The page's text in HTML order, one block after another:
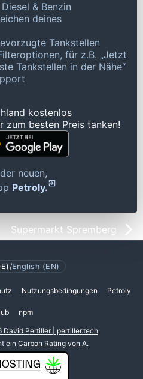
& Benzin
deines
Tankstellen
für z.B. „Jetzt
Tankstellen in der Nähe“
kostenlos
zum besten Preis tanken!
neuen,
Petroly.
Supermarkt Spremberg
/English (EN)
Nutzungsbedingungen Petroly
npm
Pertiller | pertiller.tech
ein Carbon Rating von A.